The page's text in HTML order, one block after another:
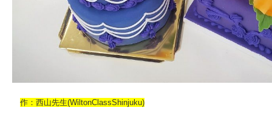
作：西山先生(WiltonClassShinjuku)